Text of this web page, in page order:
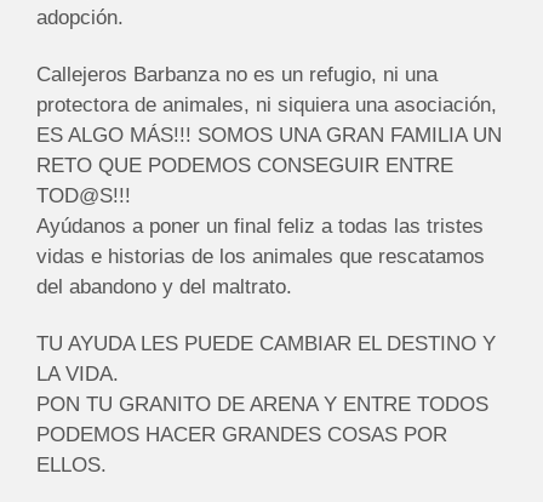
adopción.
Callejeros Barbanza no es un refugio, ni una
protectora de animales, ni siquiera una asociación,
ES ALGO MÁS!!! SOMOS UNA GRAN FAMILIA UN
RETO QUE PODEMOS CONSEGUIR ENTRE
TOD@S!!!
Ayúdanos a poner un final feliz a todas las tristes
vidas e historias de los animales que rescatamos
del abandono y del maltrato.
TU AYUDA LES PUEDE CAMBIAR EL DESTINO Y
LA VIDA.
PON TU GRANITO DE ARENA Y ENTRE TODOS
PODEMOS HACER GRANDES COSAS POR
ELLOS.